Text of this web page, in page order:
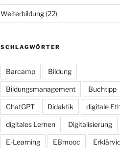
Weiterbildung(22)
SCHLAGWÖRTER
Barcamp Bildung
Bildungsmanagement Buchtipp
ChatGPT Didaktik digitale
digitales Lernen Digitalisierung
E-Learning EBmooc